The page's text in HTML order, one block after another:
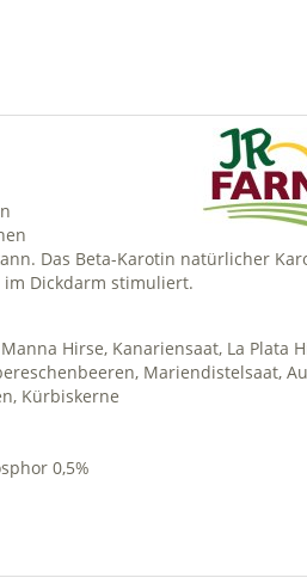
Das Beta-Karotin natürlicher
Dickdarm stimuliert.
Hirse, Kanariensaat, La Plata
Mariendistelsaat,
Kürbiskerne
0,5%